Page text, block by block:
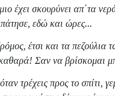
έχει σκουρύνει απ΄τα
εδώ και ώρες...
έτσι και τα πεζούλια
Σαν να βρίσκομαι
τρέχεις προς το σπίτι,